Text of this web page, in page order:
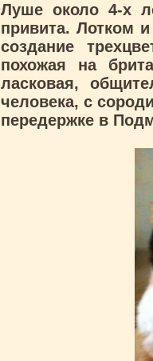
Луше около 4-х
привита. Лотком
создание
похожая на
ласковая,
человека, с
передержке в